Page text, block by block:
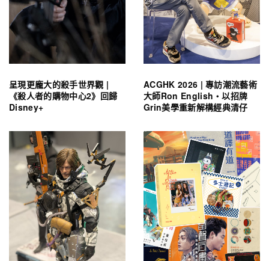
呈現更龐大的殺手世界觀 |
《殺人者的購物中心2》回歸
Disney+
ACGHK 2026 | 專訪潮流藝術
大師Ron English・以招牌
Grin美學重新解構經典清仔